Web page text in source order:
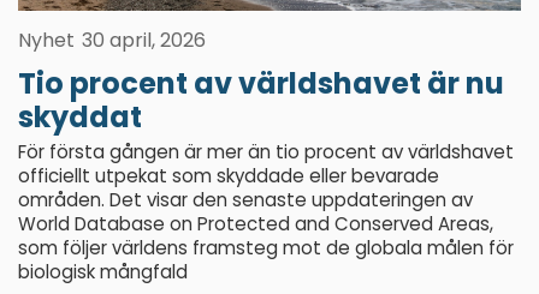
Nyhet 30 april, 2026
Tio procent av världshavet är nu
skyddat
För första gången är mer än tio procent av världshavet
officiellt utpekat som skyddade eller bevarade
områden. Det visar den senaste uppdateringen av
World Database on Protected and Conserved Areas,
som följer världens framsteg mot de globala målen för
biologisk mångfald